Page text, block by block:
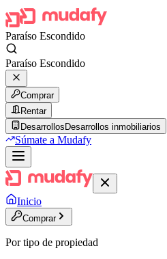
Paraíso Escondido
Paraíso Escondido
Comprar
Rentar
Desarrollos Desarrollos inmobiliarios
Súmate a Mudafy
Inicio
Comprar
Por tipo de propiedad